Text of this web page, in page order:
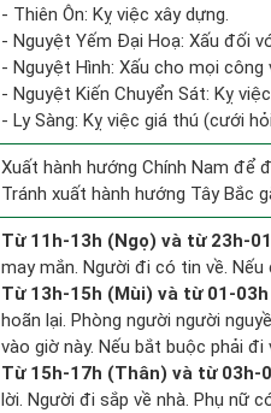
- Thiên Ôn: Kỵ việc xây dựng.
- Nguyệt Yếm Đại Hoạ: Xấu đối
- Nguyệt Hình: Xấu cho mọi công
- Nguyệt Kiến Chuyển Sát: Kỵ
- Ly Sàng: Kỵ việc giá thú (cưới
Xuất hành hướng Chính Nam để
Tránh xuất hành hướng Tây Bắc
Từ 11h-13h (Ngọ) và từ 23h-
may mắn. Người đi có tin về.
Từ 13h-15h (Mùi) và từ 01-
hoãn lại. Phòng người người
vào giờ này. Nếu bắt buộc phải
Từ 15h-17h (Thân) và từ 03h-
lời. Người đi sắp về nhà. Phụ nữ